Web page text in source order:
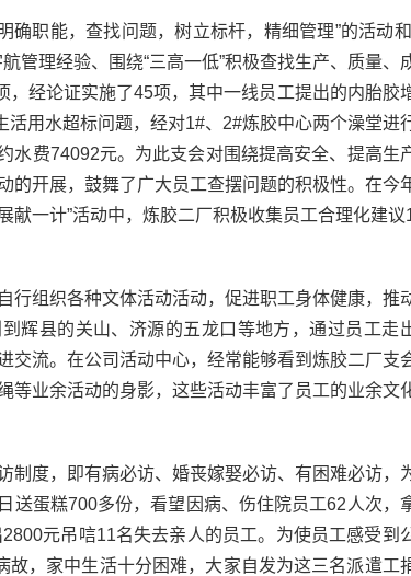
职能，查找问题，树立标杆，精细管理”的活动和
管理经验、围绕“三高一低”积极查找生产、质量、
经论证实施了45项，其中一线员工提出的内胎胶
用水超标问题，经对1#、2#炼胶中心两个澡堂进
水费74092元。为此支会对围绕提高安全、提高生
的开展，鼓舞了广大员工查摆问题的积极性。在今
献一计”活动中，炼胶二厂积极收集员工合理化建议
组织各种文体活动活动，促进职工身体健康，推
辉县的关山、济源的五龙口等地方，通过员工走
交流。在公司活动中心，经常能够看到炼胶二厂支
等业余活动的身影，这些活动丰富了员工的业余文
度，即有病必访、婚丧嫁娶必访、有困难必访，
送蛋糕700多份，看望因病、伤住院员工62人次，
元吊唁11名失去亲人的员工。为使员工感受到
，家中生活十分困难，大家自发为这三名派遣工